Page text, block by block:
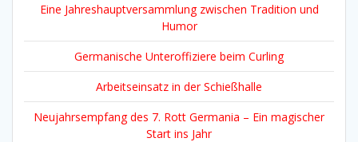
Eine Jahreshauptversammlung zwischen Tradition und
Humor
Germanische Unteroffiziere beim Curling
Arbeitseinsatz in der Schießhalle
Neujahrsempfang des 7. Rott Germania – Ein magischer
Start ins Jahr